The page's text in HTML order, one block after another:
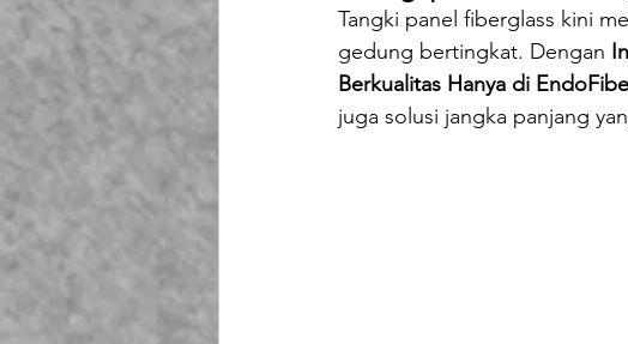
Playground Fiberglass Toilet
Life Jacket Box Storage Fiberglass
Tangki panel fiberglass kini
gedung bertingkat. Dengan
Berkualitas Hanya di
juga solusi jangka panjang